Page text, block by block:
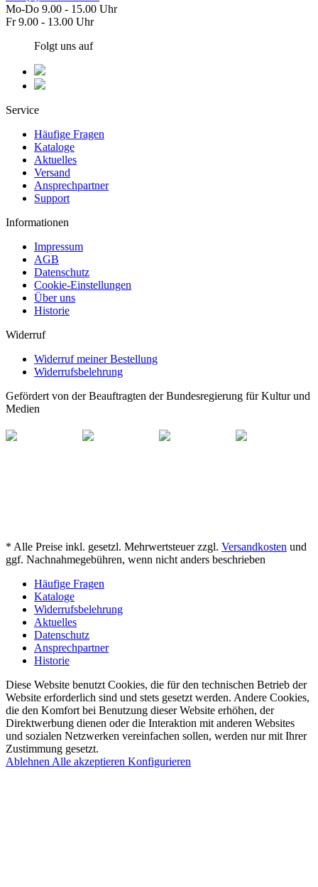
Mo-Do 9.00 - 15.00 Uhr
Fr 9.00 - 13.00 Uhr
Folgt uns auf
Service
Häufige Fragen
Kataloge
Aktuelles
Versand
Ansprechpartner
Support
Informationen
Impressum
AGB
Datenschutz
Cookie-Einstellungen
Über uns
Historie
Widerruf
Widerruf meiner Bestellung
Widerrufsbelehrung
Gefördert von der Beauftragten der Bundesregierung für Kultur und
Medien
* Alle Preise inkl. gesetzl. Mehrwertsteuer zzgl. Versandkosten und
ggf. Nachnahmegebühren, wenn nicht anders beschrieben
Häufige Fragen
Kataloge
Widerrufsbelehrung
Aktuelles
Datenschutz
Ansprechpartner
Historie
Diese Website benutzt Cookies, die für den technischen Betrieb der
Website erforderlich sind und stets gesetzt werden. Andere Cookies,
die den Komfort bei Benutzung dieser Website erhöhen, der
Direktwerbung dienen oder die Interaktion mit anderen Websites
und sozialen Netzwerken vereinfachen sollen, werden nur mit Ihrer
Zustimmung gesetzt.
AblehnenAlle akzeptieren Konfigurieren